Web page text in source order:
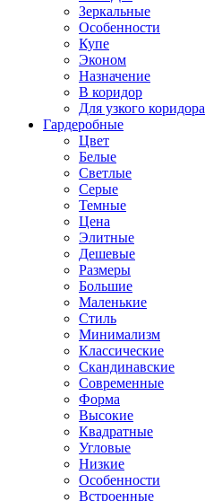
Зеркальные
Особенности
Купе
Эконом
Назначение
В коридор
Для узкого коридора
Гардеробные
Цвет
Белые
Светлые
Серые
Темные
Цена
Элитные
Дешевые
Размеры
Большие
Маленькие
Стиль
Минимализм
Классические
Скандинавские
Современные
Форма
Высокие
Квадратные
Угловые
Низкие
Особенности
Встроенные